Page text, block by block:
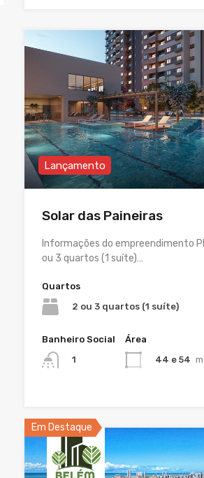
Lançamento
Solar das Paineiras
Informações do empreendimento
ou 3 quartos (1 suíte)…
Quartos
2 ou 3 quartos (1 suíte)
Banheiro Social
1
Área
44 e 54
Em Destaque